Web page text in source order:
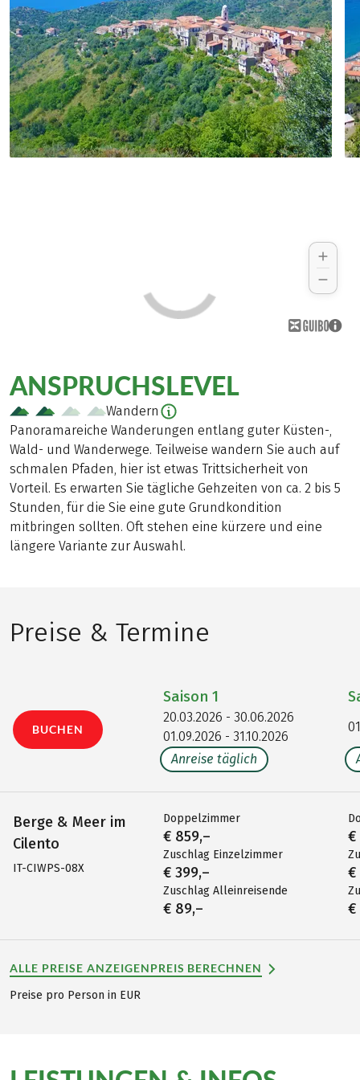
umwerfende Aussicht auf die gesamte
Küste haben.
ANSPRUCHSLEVEL
Wandern
Panoramareiche Wanderungen entlang guter Küsten-,
Wald- und Wanderwege. Teilweise wandern Sie auch auf
schmalen Pfaden, hier ist etwas Trittsicherheit von
Vorteil. Es erwarten Sie tägliche Gehzeiten von ca. 2 bis 5
Stunden, für die Sie eine gute Grundkondition
mitbringen sollten. Oft stehen eine kürzere und eine
längere Variante zur Auswahl.
Preise & Termine
BUCHEN
Berge & Meer im
Cilento
IT-CIWPS-08X
Saison 1
20.03.2026 - 30.06.2026
01.09.2026 - 31.10.2026
Anreise täglich
Doppelzimmer
€ 859,–
Zuschlag Einzelzimmer
€ 399,–
Zuschlag Alleinreisende
€ 89,–
€
€
€
ALLE PREISE ANZEIGENPREIS BERECHNEN
Preise pro Person in EUR